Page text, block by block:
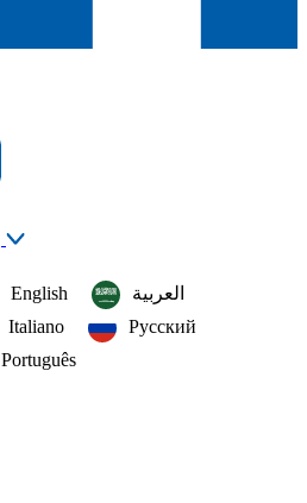
English
العربية‏
Italiano
Русский
Português